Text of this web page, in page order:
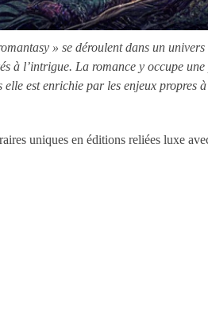
» se déroulent dans un
à l’intrigue. La romance y occupe une
est enrichie par les enjeux propres
uniques en éditions reliées luxe